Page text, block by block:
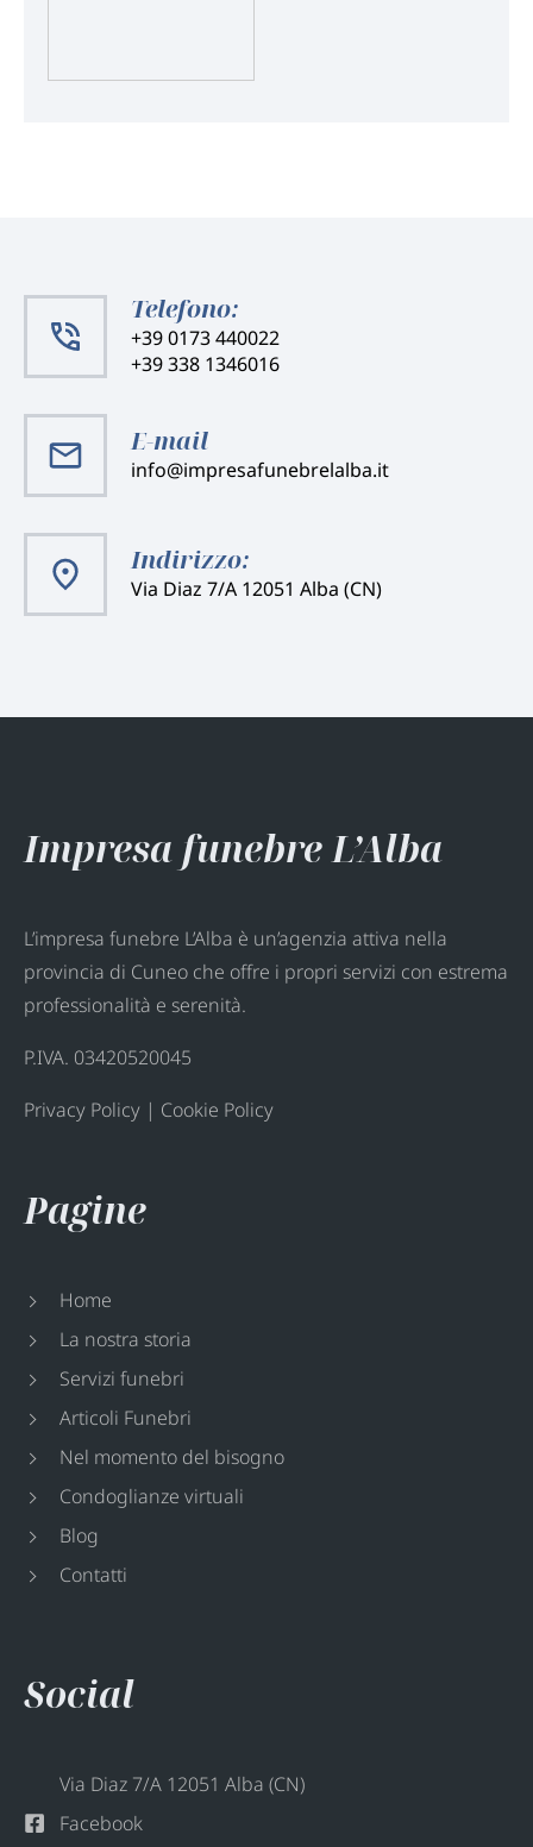
Telefono:
+39 0173 440022
+39 338 1346016
E-mail
info@impresafunebrelalba.it
Indirizzo:
Via Diaz 7/A 12051 Alba (CN)
Impresa funebre L’Alba
L’impresa funebre L’Alba è un’agenzia attiva nella
provincia di Cuneo che offre i propri servizi con estrema
professionalità e serenità.
P.IVA. 03420520045
Privacy Policy | Cookie Policy
Pagine
Home
La nostra storia
Servizi funebri
Articoli Funebri
Nel momento del bisogno
Condoglianze virtuali
Blog
Contatti
Social
Via Diaz 7/A 12051 Alba (CN)
Facebook